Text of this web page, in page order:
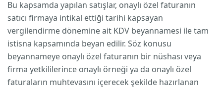
Bu kapsamda yapılan satışlar, onaylı özel faturanın
satıcı firmaya intikal ettiği tarihi kapsayan
vergilendirme dönemine ait KDV beyannamesi ile tam
istisna kapsamında beyan edilir. Söz konusu
beyannameye onaylı özel faturanın bir nüshası veya
firma yetkililerince onaylı örneği ya da onaylı özel
faturaların muhtevasını içerecek şekilde hazırlanan